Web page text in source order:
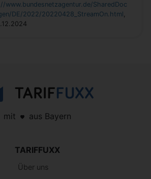
www.bundesnetzagentur.de/SharedDoc
DE/2022/20220428_StreamOn.html,
mit aus Bayern
TARIFFUXX
Über uns